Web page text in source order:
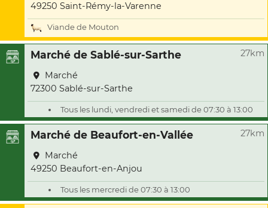
49250 Saint-Rémy-la-Varenne
Viande de Mouton
Marché de Sablé-sur-Sarthe 27km
Marché
72300 Sablé-sur-Sarthe
Tous les lundi, vendredi et samedi de 07:30 à 13:00
Marché de Beaufort-en-Vallée 27km
Marché
49250 Beaufort-en-Anjou
Tous les mercredi de 07:30 à 13:00